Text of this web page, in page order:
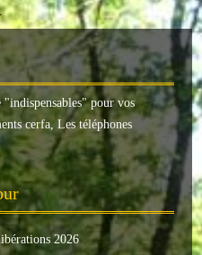
.
"indispensables" pour vos
cerfa, Les téléphones
2026